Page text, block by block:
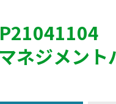
P21041104
ネジメン